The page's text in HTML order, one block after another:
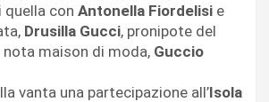
quella con Antonella Fiordelisi e
Drusilla Gucci, pronipote del
maison di moda, Guccio
vanta una partecipazione all’Isola